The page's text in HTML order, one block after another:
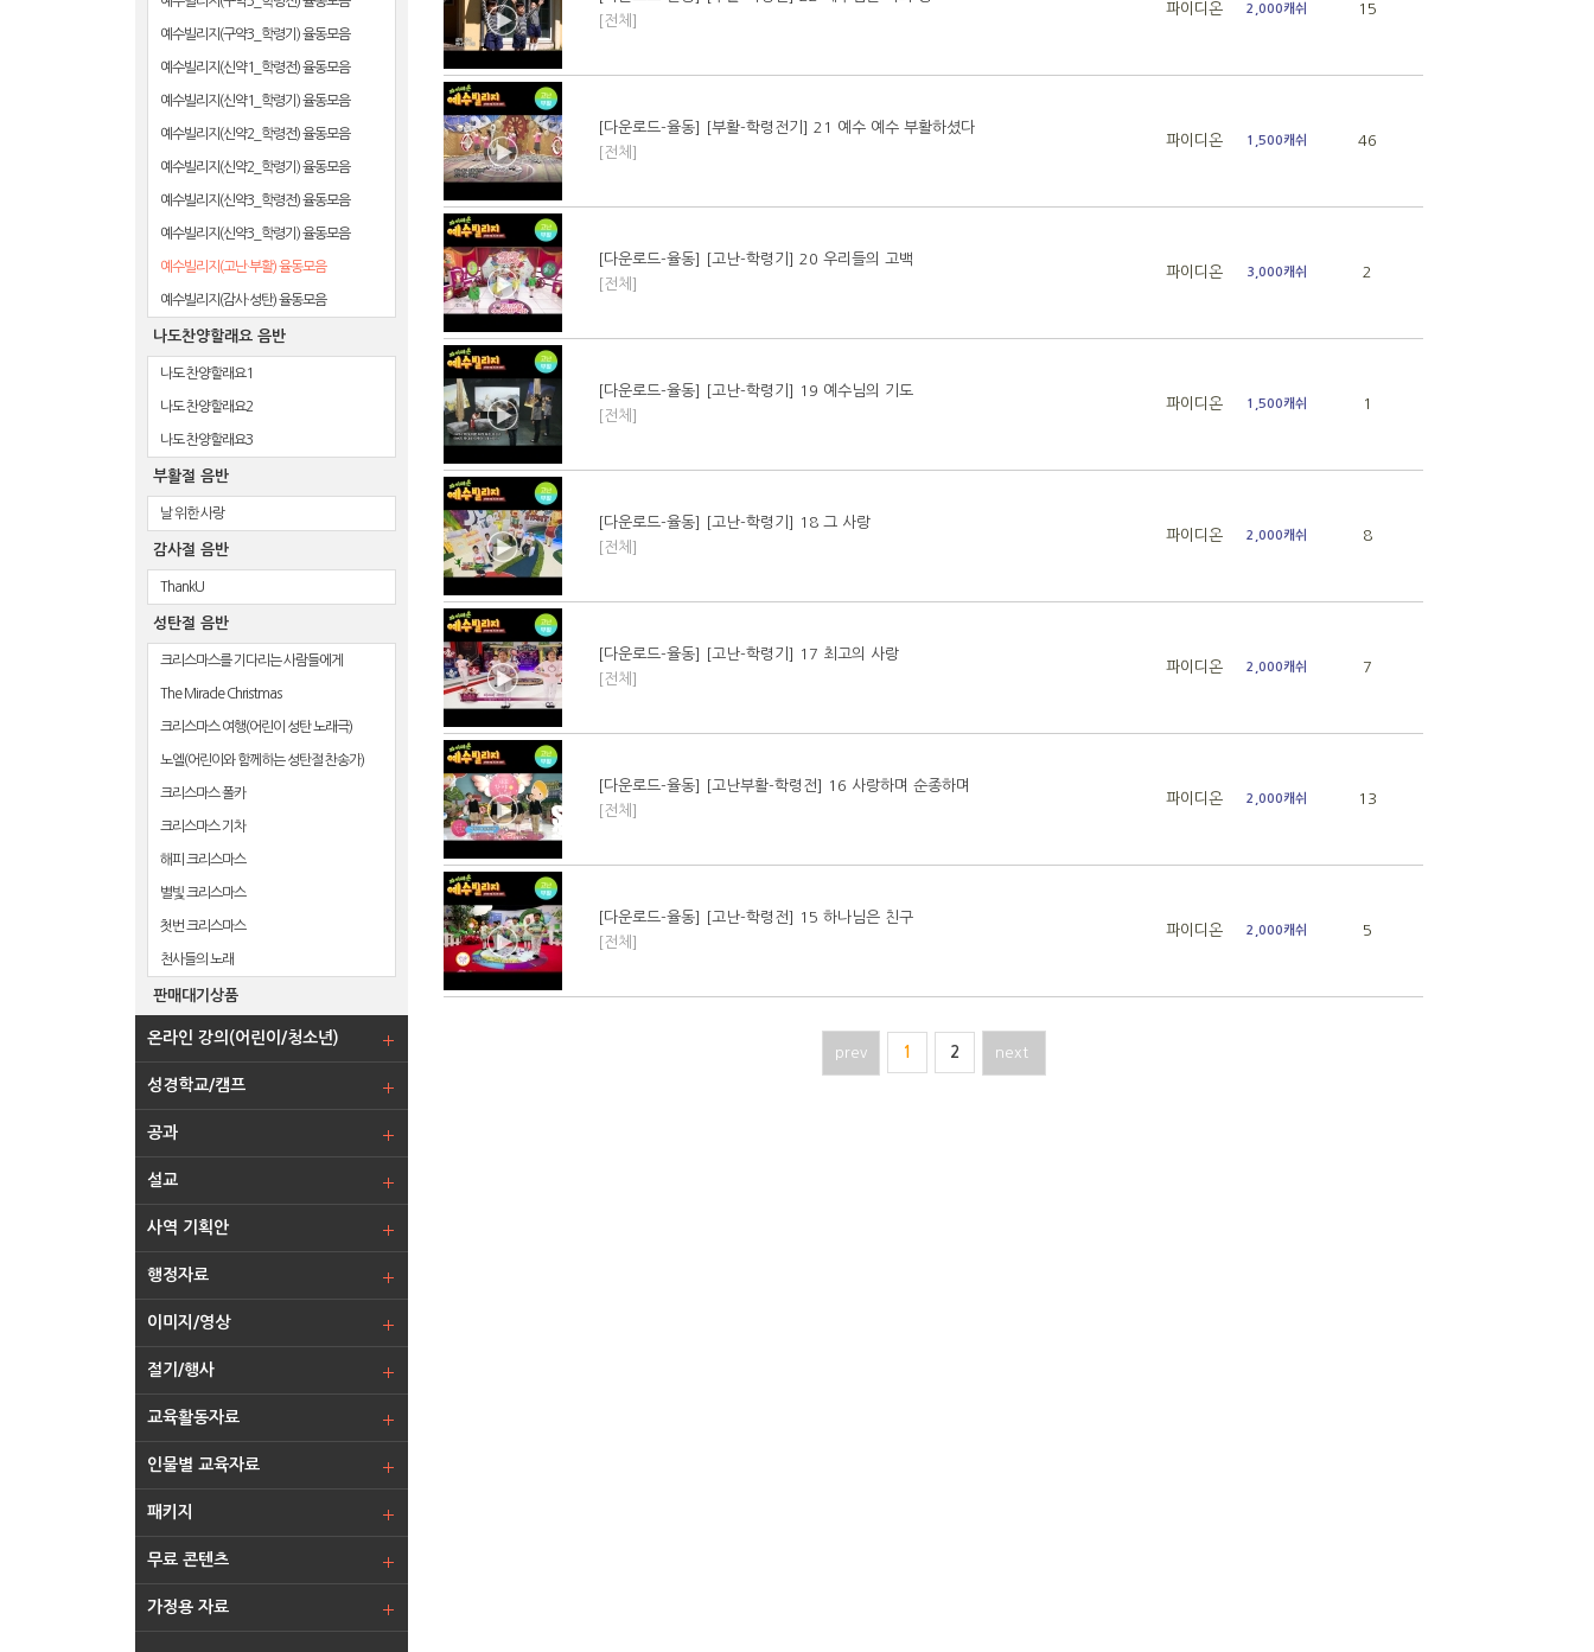
예수빌리지(구약3_학령기) 율동모음
예수빌리지(신약1_학령전) 율동모음
예수빌리지(신약1_학령기) 율동모음
예수빌리지(신약2_학령전) 율동모음
예수빌리지(신약2_학령기) 율동모음
예수빌리지(신약3_학령전) 율동모음
예수빌리지(신약3_학령기) 율동모음
예수빌리지(고난·부활) 율동모음
예수빌리지(감사·성탄) 율동모음
나도찬양할래요 음반
나도 찬양할래요1
나도 찬양할래요2
나도 찬양할래요3
부활절 음반
날 위한 사랑
감사절 음반
ThankU
성탄절 음반
크리스마스를 기다리는 사람들에게
The Miracle Christmas
크리스마스 여행(어린이 성탄 노래극)
노엘(어린이와 함께하는 성탄절 찬송가)
크리스마스 폴카
크리스마스 기차
해피 크리스마스
별빛 크리스마스
첫번 크리스마스
천사들의 노래
판매대기상품
온라인 강의(어린이/청소년)
성경학교/캠프
공과
설교
사역 기획안
행정자료
이미지/영상
절기/행사
교육활동자료
인물별 교육자료
패키지
무료 콘텐츠
가정용 자료
[전체]
파이디온 2,000캐쉬 15
[다운로드-율동] [부활-학령전기] 21 예수 예수 부활하셨다
[전체]
파이디온 1,500캐쉬 46
[다운로드-율동] [고난-학령기] 20 우리들의 고백
[전체]
파이디온 3,000캐쉬 2
[다운로드-율동] [고난-학령기] 19 예수님의 기도
[전체]
파이디온 1,500캐쉬 1
[다운로드-율동] [고난-학령기] 18 그 사랑
[전체]
파이디온 2,000캐쉬 8
[다운로드-율동] [고난-학령기] 17 최고의 사랑
[전체]
파이디온 2,000캐쉬 7
[다운로드-율동] [고난부활-학령전] 16 사랑하며 순종하며
[전체]
파이디온 2,000캐쉬 13
[다운로드-율동] [고난-학령전] 15 하나님은 친구
[전체]
파이디온 2,000캐쉬 5
prev 1 2 next